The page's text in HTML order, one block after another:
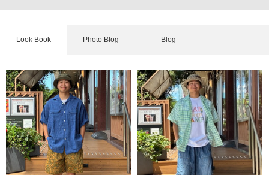
Look Book Photo Blog Blog